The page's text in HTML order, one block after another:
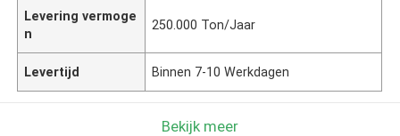
Levering vermoge
n
250.000 Ton/Jaar
Levertijd Binnen 7-10 Werkdagen
Bekijk meer